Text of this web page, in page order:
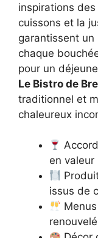
inspirations
cuissons et la
garantissent
chaque
pour un
Le Bistro de
traditionnel et
chaleureux
en valeur
issus de